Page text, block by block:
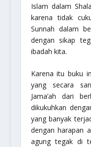
Islam dalam
karena tidak
Sunnah dalam
dengan sikap
ibadah kita.
Karena itu buku
yang secara
Jama’ah dari
dikukuhkan
yang banyak
dengan harapan
agung tegak di